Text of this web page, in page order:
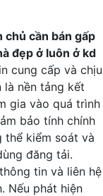
chủ cần bán gấp
đẹp ở luôn ở kd
cung cấp và chịu
là nền tảng kết
gia vào quá trình
bảo tính chính
thể kiểm soát và
đăng tải.
tin và liên hệ
Nếu phát hiện